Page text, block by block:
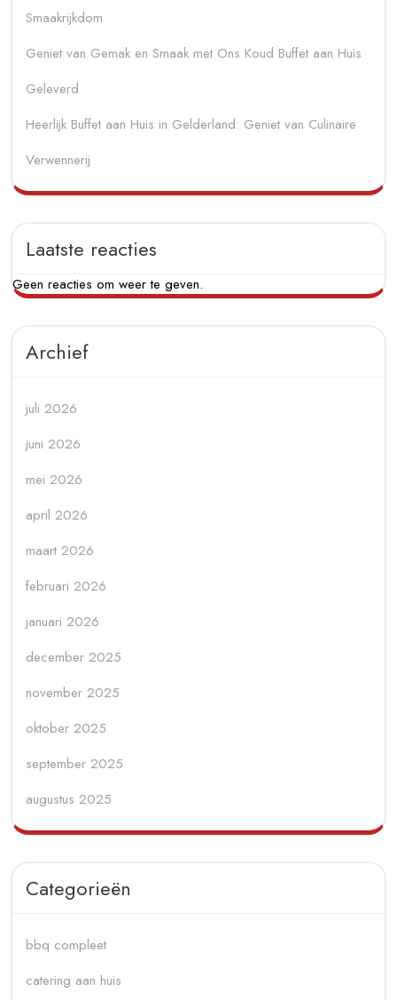
Smaakrijkdom
Geniet van Gemak en Smaak met Ons Koud Buffet aan Huis
Geleverd
Heerlijk Buffet aan Huis in Gelderland: Geniet van Culinaire
Verwennerij
Laatste reacties
Geen reacties om weer te geven.
Archief
juli 2026
juni 2026
mei 2026
april 2026
maart 2026
februari 2026
januari 2026
december 2025
november 2025
oktober 2025
september 2025
augustus 2025
Categorieën
bbq compleet
catering aan huis